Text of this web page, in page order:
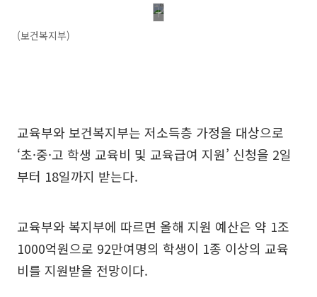
(보건복지부)
교육부와 보건복지부는 저소득층 가정을 대상으로
‘초·중·고 학생 교육비 및 교육급여 지원’ 신청을 2일
부터 18일까지 받는다.
교육부와 복지부에 따르면 올해 지원 예산은 약 1조
1000억원으로 92만여명의 학생이 1종 이상의 교육
비를 지원받을 전망이다.